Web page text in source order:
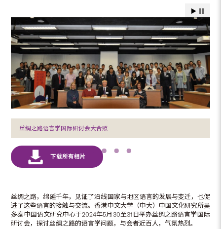
丝绸之路语言学国际研讨会大合照
丝绸之路，绵延千年，见证了沿线国家与地区语言的发展与变迁，也促
进了这些语言的接触与交流。香港中文大学（中大）中国文化研究所吴
多泰中国语文研究中心于2024年5月30至31日举办丝绸之路语言学国际
研讨会，探讨丝绸之路的语言学问题，与会者近百人，气氛热烈。